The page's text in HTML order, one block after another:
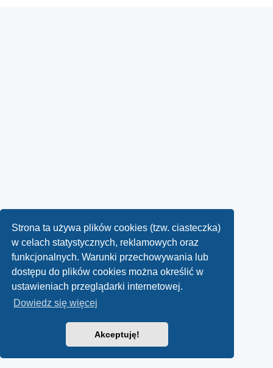
Strona ta używa plików cookies (tzw. ciasteczka)
w celach statystycznych, reklamowych oraz
funkcjonalnych. Warunki przechowywania lub
dostępu do plików cookies można określić w
ustawieniach przeglądarki internetowej.
Dowiedz się więcej
Akceptuję!